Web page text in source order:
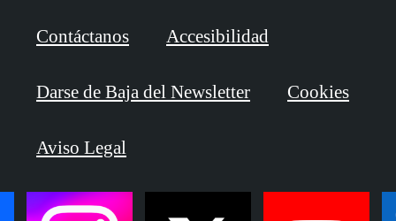
Contáctanos Accesibilidad
Darse de Baja del Newsletter Cookies
Aviso Legal